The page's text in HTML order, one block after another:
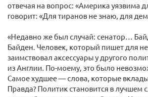
отвечая на вопрос: «Америка уязвима
говорит: «Для тиранов не знаю, для
«Недавно же был случай: сенатор…
Байден. Человек, который пишет для
заимствовал аксессуары у другого
из Англии. По-моему, это было
Самое худшее — слова, которые
Правда? Политик становится в лучшем